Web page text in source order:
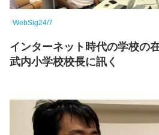
WebSig24/7
インターネット時代の学校の
武内小学校校長に訊く